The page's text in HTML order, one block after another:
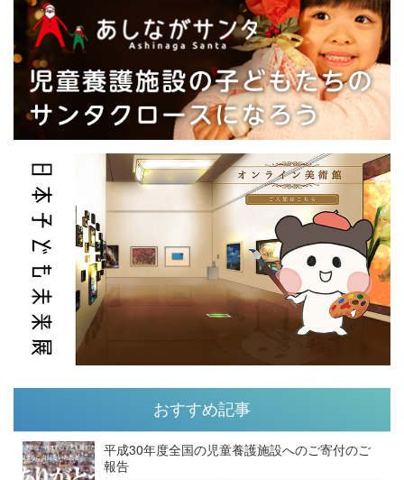
おすすめ記事
平成30年度全国の児童養護施設へのご寄付のご
報告